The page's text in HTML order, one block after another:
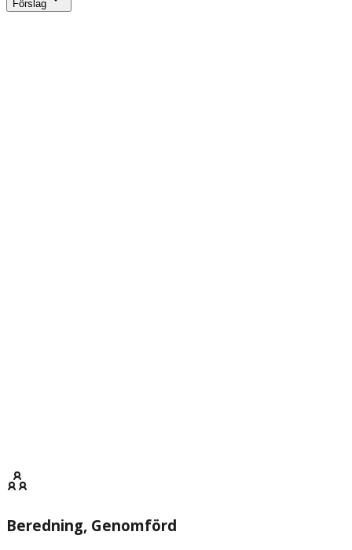
Förslag
Beredning, Genomförd